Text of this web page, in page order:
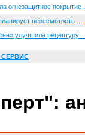
огнезащитное покрытие
пересмотреть ...
улучшила рецептуру
СЕРВИС